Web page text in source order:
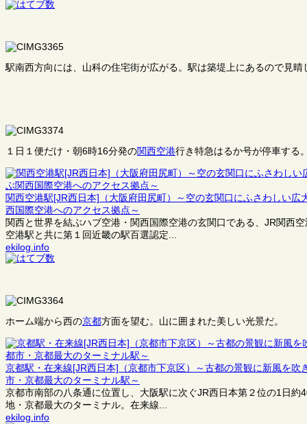
駅南西方向には、山科の住宅街が広がる。駅は築堤上にあるので見
１日１便だけ・朝6時16分発の関西空港行き特急はるか号が停車する
関西空港駅[JR西日本]（大阪府田尻町）～空の玄関口にふさわしい
西国際空港へのアクセス拠点～
関西と世界を結ぶハブ空港・関西国際空港の玄関口である、JR関西
空港駅と共に第１回近畿の駅百選認定...
ekilog.info
ホーム端から西の京都方面を望む。山に囲まれた美しい光景だ。
京都駅・在来線[JR西日本]（京都市下京区）～古都の景観に新風を
市・京都最大のターミナル駅～
京都市南部の八条通に位置し、大阪駅に次ぐJR西日本第２位の1日
地・京都最大のターミナル。在来線...
ekilog.info